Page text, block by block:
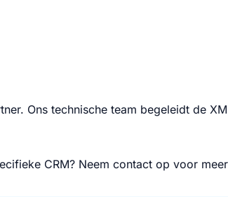
Ons technische team begeleidt de
CRM? Neem contact op voor